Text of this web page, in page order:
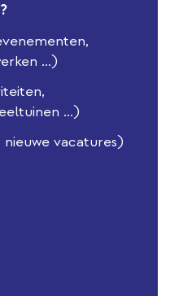
...)
...)
vacatures)